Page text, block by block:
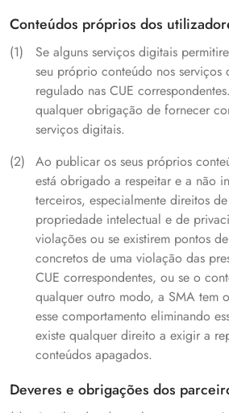
Conteúdos próprios dos
Se alguns serviços digitais
seu próprio conteúdo nos serviços
regulado nas CUE
qualquer obrigação de fornecer
serviços digitais.
Ao publicar os seus próprios
está obrigado a respeitar e a não
terceiros, especialmente direitos
propriedade intelectual e de
violações ou se existirem pontos
concretos de uma violação das
CUE correspondentes, ou se o
qualquer outro modo, a SMA tem
esse comportamento eliminando
existe qualquer direito a exigir a
conteúdos apagados.
Deveres e obrigações dos